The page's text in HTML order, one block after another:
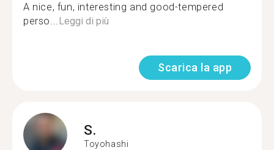
A nice, fun, interesting and good-tempered
perso... Leggi di più
Scarica la app
S.
Toyohashi